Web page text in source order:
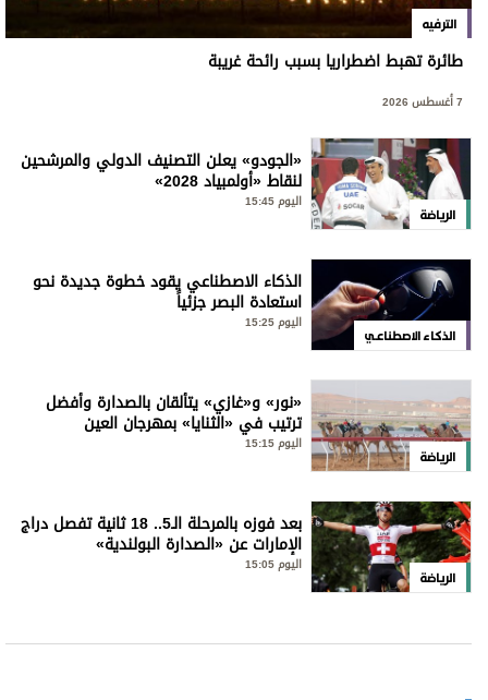
الترفيه
طائرة تهبط اضطراريا بسبب رائحة غريبة
الرياضة
«الجودو» يعلن التصنيف الدولي والمرشحين
لنقاط «أولمبياد 2028»
اليوم 15:45
الذكاء الاصطناعي
الذكاء الاصطناعي يقود خطوة جديدة نحو
استعادة البصر جزئياً
اليوم 15:25
الرياضة
«نور» و«غازي» يتألقان بالصدارة وأفضل
ترتيب في «الثنايا» بمهرجان العين
اليوم 15:15
الرياضة
بعد فوزه بالمرحلة الـ5.. 18 ثانية تفصل دراج
الإمارات عن «الصدارة البولندية»
اليوم 15:05